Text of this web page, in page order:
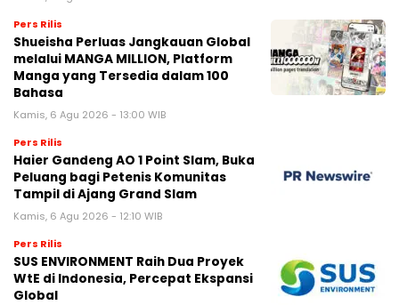
Pers Rilis
Shueisha Perluas Jangkauan Global
melalui MANGA MILLION, Platform
Manga yang Tersedia dalam 100
Bahasa
Kamis, 6 Agu 2026 - 13:00 WIB
Pers Rilis
Haier Gandeng AO 1 Point Slam, Buka
Peluang bagi Petenis Komunitas
Tampil di Ajang Grand Slam
Kamis, 6 Agu 2026 - 12:10 WIB
Pers Rilis
SUS ENVIRONMENT Raih Dua Proyek
WtE di Indonesia, Percepat Ekspansi
Global